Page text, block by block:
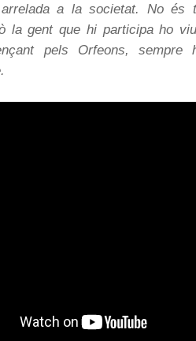
a la societat. No és
la gent que hi participa ho
pels Orfeons,